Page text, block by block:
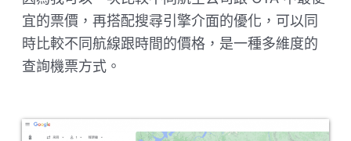
宜的票價，再搭配搜尋引擎介面的優化，可以同
時比較不同航線跟時間的價格，是一種多維度的
查詢機票方式。